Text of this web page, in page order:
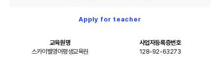
Apply for teacher
교육원명
스카이벨영어평생교육원
사업자등록증번호
128-92-63273